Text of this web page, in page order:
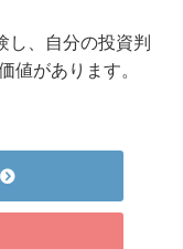
し、自分の投資判
値があります。